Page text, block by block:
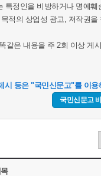
특정인을 비방하거나 명예훼
적의 상업성 광고, 저작권을
같은 내용을 주 2회 이상 게
시 등은 "국민신문고"를 이
국민신문고